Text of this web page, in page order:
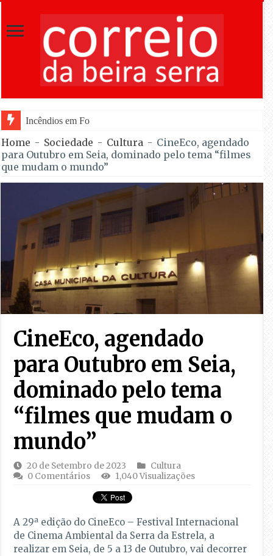
Incêndios em Fornos de Algodres entram em fase d
Home - Sociedade - Cultura - CineEco, agendado
para Outubro em Seia, dominado pelo tema “filmes
que mudam o mundo”
CineEco, agendado
para Outubro em Seia,
dominado pelo tema
“filmes que mudam o
mundo”
20 de Setembro de 2023
Cultura
0 Comentários
1,040 Visualizações
A 29ª edição do CineEco – Festival Internacional
de Cinema Ambiental da Serra da Estrela, a
realizar em Seia, de 5 a 13 de Outubro, vai decorrer